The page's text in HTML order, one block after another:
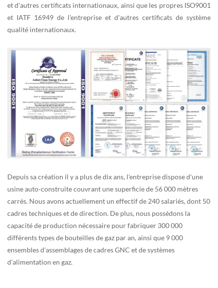
et d'autres certificats internationaux, ainsi que les propres ISO9001
et IATF 16949 de l'entreprise et d'autres certificats de système
qualité internationaux.
Depuis sa création il y a plus de dix ans, l'entreprise dispose d'une
usine auto-construite couvrant une superficie de 56 000 mètres
carrés. Nous avons actuellement un effectif de 240 salariés, dont 50
cadres techniques et de direction. De plus, nous possédons la
capacité de production nécessaire pour fabriquer 300 000
différents types de bouteilles de gaz par an, ainsi que 9 000
ensembles d'assemblages de cadres GNC et de systèmes
d'alimentation en gaz.